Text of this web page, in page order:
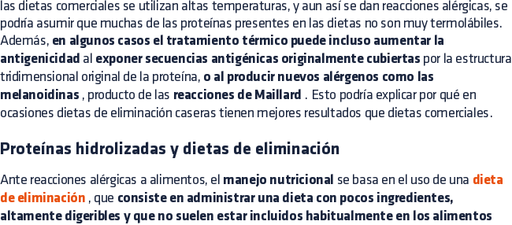
las dietas comerciales se utilizan altas temperaturas, y aun así se dan reacciones alérgicas, se
podría asumir que muchas de las proteínas presentes en las dietas no son muy termolábiles.
Además, en algunos casos el tratamiento térmico puede incluso aumentar la
antigenicidad al exponer secuencias antigénicas originalmente cubiertas por la estructura
tridimensional original de la proteína, o al producir nuevos alérgenos como las
melanoidinas , producto de las reacciones de Maillard . Esto podría explicar por qué en
ocasiones dietas de eliminación caseras tienen mejores resultados que dietas comerciales.
Proteínas hidrolizadas y dietas de eliminación
Ante reacciones alérgicas a alimentos, el manejo nutricional se basa en el uso de una dieta
de eliminación , que consiste en administrar una dieta con pocos ingredientes,
altamente digeribles y que no suelen estar incluidos habitualmente en los alimentos